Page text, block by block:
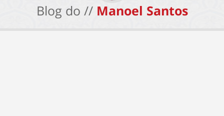
Blog do // Manoel Santos